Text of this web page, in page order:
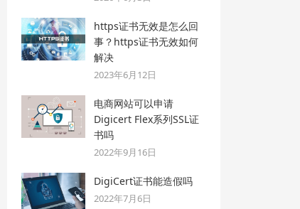
https证书无效是怎么回
事？https证书无效如何
解决
2023年6月12日
电商网站可以申请
Digicert Flex系列SSL证
书吗
2022年9月16日
DigiCert证书能造假吗
2022年7月6日